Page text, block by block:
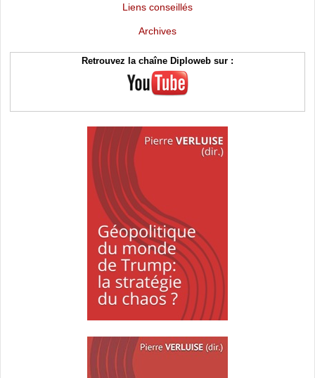
Liens conseillés
Archives
Retrouvez la chaîne Diploweb sur :